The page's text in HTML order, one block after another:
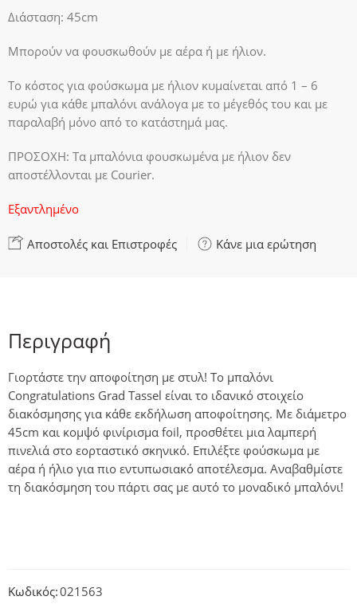
Διάσταση: 45cm
Μπορούν να φουσκωθούν με αέρα ή με ήλιον.
Το κόστος για φούσκωμα με ήλιον κυμαίνεται από 1 – 6
ευρώ για κάθε μπαλόνι ανάλογα με το μέγεθός του και με
παραλαβή μόνο από το κατάστημά μας.
ΠΡΟΣΟΧΗ: Τα μπαλόνια φουσκωμένα με ήλιον δεν
αποστέλλονται με Courier.
Εξαντλημένο
Αποστολές και Επιστροφές Κάνε μια ερώτηση
Περιγραφή
Γιορτάστε την αποφοίτηση με στυλ! Το μπαλόνι
Congratulations Grad Tassel είναι το ιδανικό στοιχείο
διακόσμησης για κάθε εκδήλωση αποφοίτησης. Με διάμετρο
45cm και κομψό φινίρισμα foil, προσθέτει μια λαμπερή
πινελιά στο εορταστικό σκηνικό. Επιλέξτε φούσκωμα με
αέρα ή ήλιο για πιο εντυπωσιακό αποτέλεσμα. Αναβαθμίστε
τη διακόσμηση του πάρτι σας με αυτό το μοναδικό μπαλόνι!
Κωδικός:021563